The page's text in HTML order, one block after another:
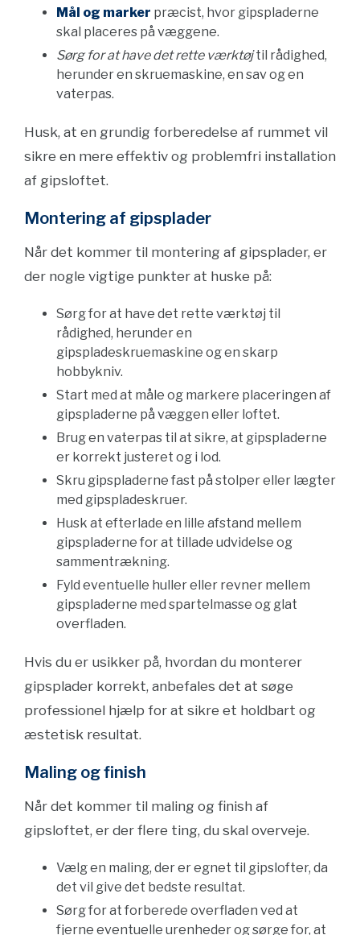
Mål og marker præcist, hvor gipspladerne
skal placeres på væggene.
Sørg for at have det rette værktøjtil rådighed,
herunder en skruemaskine, en sav og en
vaterpas.
Husk, at en grundig forberedelse af rummet vil
sikre en mere effektiv og problemfri installation
af gipsloftet.
Montering af gipsplader
Når det kommer til montering af gipsplader, er
der nogle vigtige punkter at huske på:
Sørg for at have det rette værktøj til
rådighed, herunder en
gipspladeskruemaskine og en skarp
hobbykniv.
Start med at måle og markere placeringen af ​​
gipspladerne på væggen eller loftet.
Brug en vaterpas til at sikre, at gipspladerne
er korrekt justeret og i lod.
Skru gipspladerne fast på stolper eller lægter
med gipspladeskruer.
Husk at efterlade en lille afstand mellem
gipspladerne for at tillade udvidelse og
sammentrækning.
Fyld eventuelle huller eller revner mellem
gipspladerne med spartelmasse og glat
overfladen.
Hvis du er usikker på, hvordan du monterer
gipsplader korrekt, anbefales det at søge
professionel hjælp for at sikre et holdbart og
æstetisk resultat.
Maling og finish
Når det kommer til maling og finish af
gipsloftet, er der flere ting, du skal overveje.
Vælg en maling, der er egnet til gipslofter, da
det vil give det bedste resultat.
Sørg for at forberede overfladen ved at
fjerne eventuelle urenheder og sørge for, at